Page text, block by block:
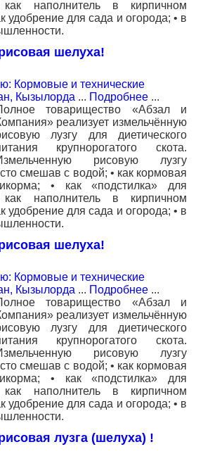
наполнитель в кирпичном
удобрение для сада и огорода; • в
шелуха!
Кормовые и технические
Кызылорда ... Подробнее ...
товарищество «Абзал и
реализует измельчённую
лузгу для диетического
крупнорогатого скота.
рисовую лузгу
смешав с водой; • как кормовая
• как «подстилка» для
наполнитель в кирпичном
удобрение для сада и огорода; • в
шелуха!
Кормовые и технические
Кызылорда ... Подробнее ...
товарищество «Абзал и
реализует измельчённую
лузгу для диетического
крупнорогатого скота.
рисовую лузгу
смешав с водой; • как кормовая
• как «подстилка» для
наполнитель в кирпичном
удобрение для сада и огорода; • в
лузга (шелуха) !